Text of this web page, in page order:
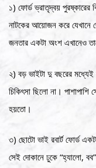
১) ফোর্ড ভ্রাতৃদ্বয় পুরষ্কারের
নাটকের আয়োজন করে যেখানে
জনতার একটা অংশ এখানেও
২) বড় ভাইটা দু বছরের
চিকিৎসা ছিলো না।
হয়তো।
৩) ছোটো ভাই রবার্ট ফোর্ড
সেই দোকানে ঢুকে “হ্যালো,